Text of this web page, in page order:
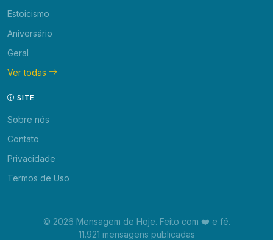
Estoicismo
Aniversário
Geral
Ver todas
SITE
Sobre nós
Contato
Privacidade
Termos de Uso
© 2026 Mensagem de Hoje. Feito com ❤️ e fé.
11.921 mensagens publicadas